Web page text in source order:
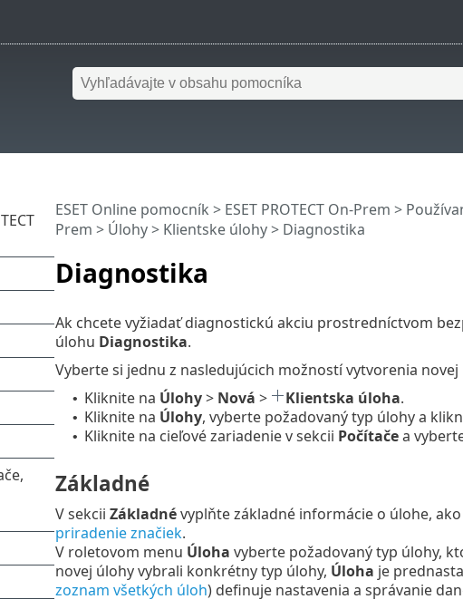
Diagnostika
ESET Online pomocník > ESET PROTECT On-Prem >
Prem > Úlohy> Klientske úlohy> Diagnostika
Ak chcete vyžiadať diagnostickú akciu prostredníctvom
úlohu Diagnostika.
Vyberte si jednu z nasledujúcich možností vytvorenia
• Kliknite na Úlohy> Nová > Klientska úloha.
• Kliknite na Úlohy, vyberte požadovaný typ úlohy a
• Kliknite na cieľové zariadenie v sekcii Počítačea
Základné
V sekcii Základnévyplňte základné informácie o úlohe, ako
priradenie značiek.
V roletovom menu Úloha vyberte požadovaný typ úlohy,
novej úlohy vybrali konkrétny typ úlohy, Úloha je
zoznam všetkých úloh) definuje nastavenia a správanie